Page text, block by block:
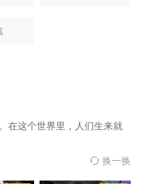
这个世界里，人们生来就
。而其中数量最多、毫无力
换一换